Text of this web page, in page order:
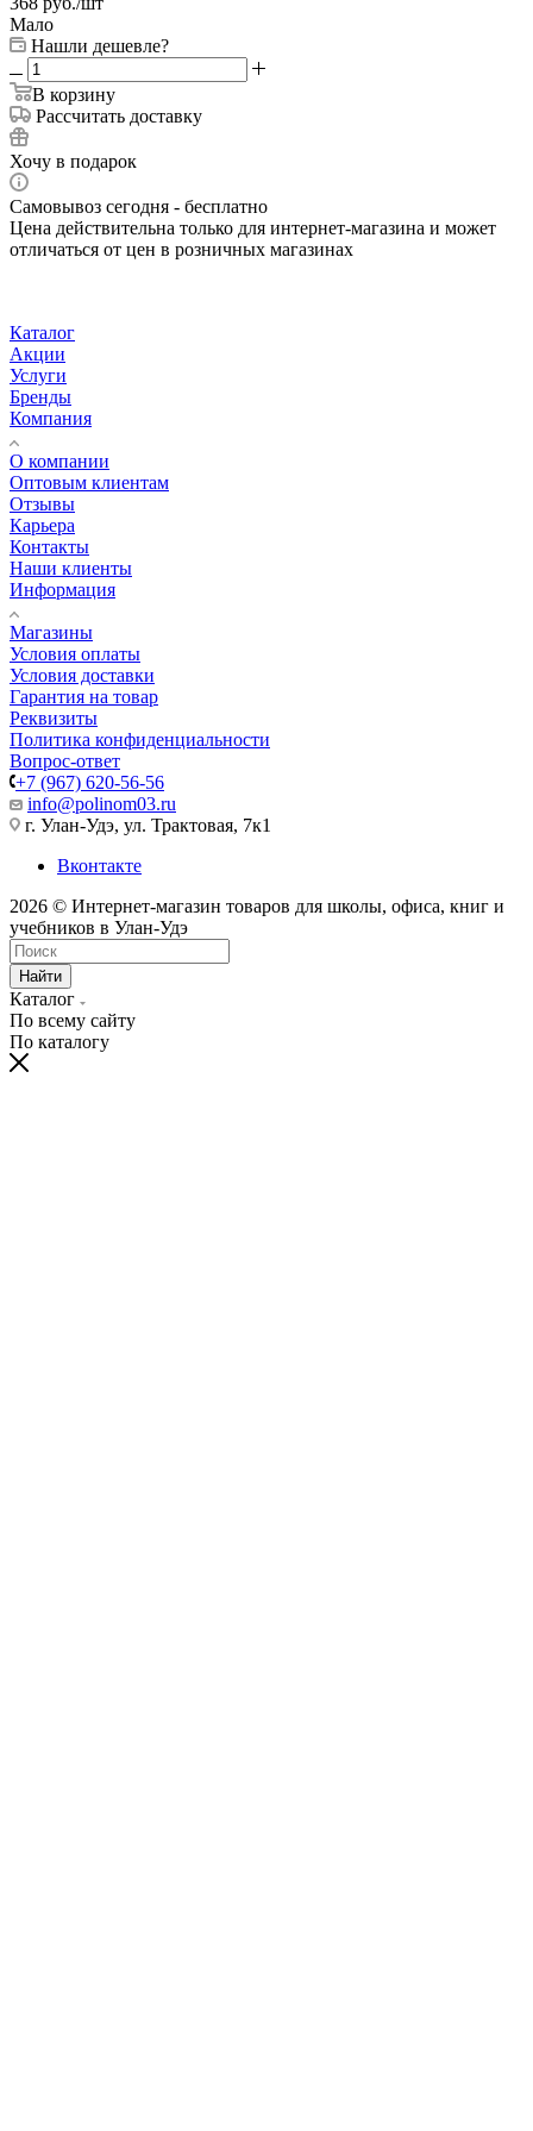
Мало
Нашли дешевле?
В корзину
Рассчитать доставку
Хочу в подарок
Самовывоз сегодня - бесплатно
Цена действительна только для интернет-магазина и может
отличаться от цен в розничных магазинах
Каталог
Акции
Услуги
Бренды
Компания
О компании
Оптовым клиентам
Отзывы
Карьера
Контакты
Наши клиенты
Информация
Магазины
Условия оплаты
Условия доставки
Гарантия на товар
Реквизиты
Политика конфиденциальности
Вопрос-ответ
+7 (967) 620-56-56
info@polinom03.ru
г. Улан-Удэ, ул. Трактовая, 7к1
Вконтакте
2026 © Интернет-магазин товаров для школы, офиса, книг и
учебников в Улан-Удэ
Найти
Каталог
По всему сайту
По каталогу